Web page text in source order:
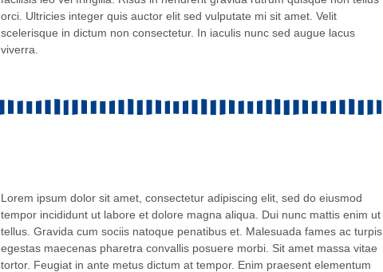
orci. Ultricies integer quis auctor elit sed vulputate mi sit amet. Velit
scelerisque in dictum non consectetur. In iaculis nunc sed augue lacus
viverra.
Lorem ipsum dolor sit amet, consectetur adipiscing elit, sed do eiusmod
tempor incididunt ut labore et dolore magna aliqua. Dui nunc mattis enim ut
tellus. Gravida cum sociis natoque penatibus et. Malesuada fames ac turpis
egestas maecenas pharetra convallis posuere morbi. Sit amet massa vitae
tortor. Feugiat in ante metus dictum at tempor. Enim praesent elementum